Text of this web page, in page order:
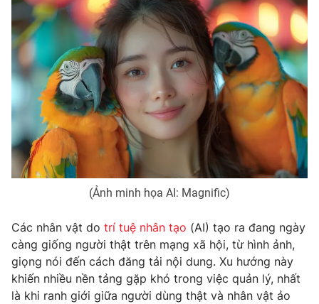
Thế giới đó đây
Câu chuyện quốc tế
Tài chính
Thị trường
Góc doanh nghiệp
Dữ liệu và đời sống
Truyền hình
Phim VTV
Hậu trường
Nhân vật
Giải trí
Điện ảnh
Âm nhạc
Đời sống
Chất lượng cuộc sống
Tuyển sinh
Học trực tuyến
Công nghệ
Hitech Công nghệ tương lai
Sản phẩm
Giao lưu trực tuyến
(Ảnh minh họa AI: Magnific)
Các nhân vật do trí tuệ nhân tạo (AI) tạo ra đang ngày
càng giống người thật trên mạng xã hội, từ hình ảnh,
giọng nói đến cách đăng tải nội dung. Xu hướng này
khiến nhiều nền tảng gặp khó trong việc quản lý, nhất
là khi ranh giới giữa người dùng thật và nhân vật ảo